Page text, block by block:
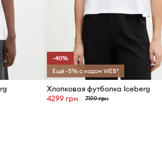
-40%
Ещё -5% с кодом WEB*
Хлопковая футболка Iceberg
4299 грн
7199 грн